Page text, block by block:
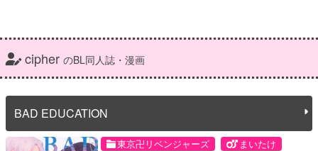
cipher のBL同人誌・漫画
BAD EDUCATION
東京卍リベンジャーズ
まいたけ